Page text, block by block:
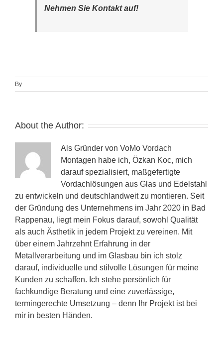
Nehmen Sie Kontakt auf!
By
About the Author:
Als Gründer von VoMo Vordach
Montagen habe ich, Özkan Koc, mich
darauf spezialisiert, maßgefertigte
Vordachlösungen aus Glas und Edelstahl
zu entwickeln und deutschlandweit zu montieren. Seit
der Gründung des Unternehmens im Jahr 2020 in Bad
Rappenau, liegt mein Fokus darauf, sowohl Qualität
als auch Ästhetik in jedem Projekt zu vereinen. Mit
über einem Jahrzehnt Erfahrung in der
Metallverarbeitung und im Glasbau bin ich stolz
darauf, individuelle und stilvolle Lösungen für meine
Kunden zu schaffen. Ich stehe persönlich für
fachkundige Beratung und eine zuverlässige,
termingerechte Umsetzung – denn Ihr Projekt ist bei
mir in besten Händen.